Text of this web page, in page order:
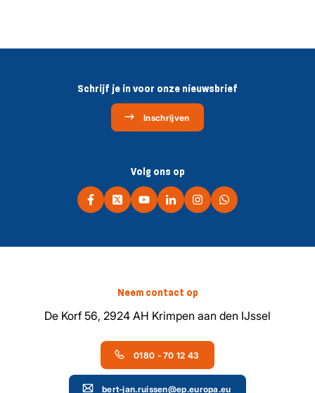
Schrijf je in voor onze nieuwsbrief
Inschrijven
Volg ons op
Neem contact op
De Korf 56, 2924 AH Krimpen aan den IJssel
0180 - 70 12 43
bert-jan.ruissen@ep.europa.eu